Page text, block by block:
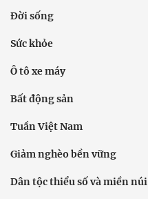
Đời sống
Sức khỏe
Ô tô xe máy
Bất động sản
Tuần Việt Nam
Giảm nghèo bền vững
Dân tộc thiểu số và miền núi